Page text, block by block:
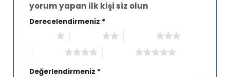
yorum yapan ilk kişi siz olun
Derecelendirmeniz *
Değerlendirmeniz *